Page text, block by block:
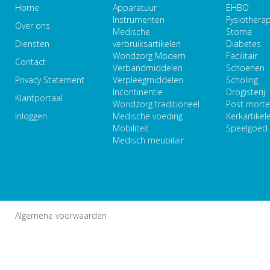
Home
Over ons
Diensten
Contact
Privacy Statement
Klantportaal
Inloggen
Apparatuur
Instrumenten
Medische
verbruiksartikelen
Wondzorg Modern
Verbandmiddelen
Verpleegmiddelen
Incontinentie
Wondzorg traditioneel
Medische voeding
Mobiliteit
Medisch meubilair
EHBO
Stoma
Diabetes
Facilitair
Schoenen
Scholing
Drogisterij
Post
Speelgoed
Algemene voorwaarden